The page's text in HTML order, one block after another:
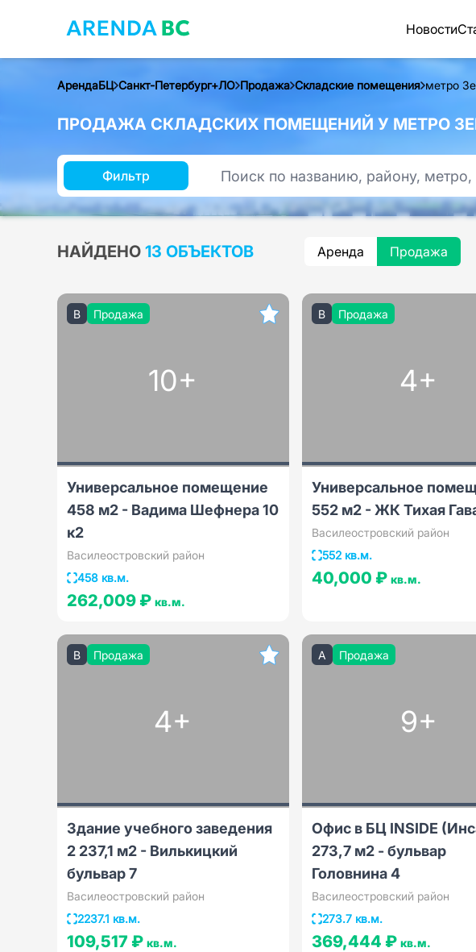
Новости
АрендаБЦ Санкт-Петербург+ЛО Продажа Складские помещения метро
ПРОДАЖА СКЛАДСКИХ ПОМЕЩЕНИЙ У МЕТРО
Фильтр
НАЙДЕНО 13 ОБЪЕКТОВ Аренда Продажа
B Продажа
10+
Универсальное помещение
458 м2 - Вадима Шефнера 10
к2
Василеостровский район
458 кв.м.
262,009 ₽ кв.м.
B Продажа
4+
Универсальное
552 м2 - ЖК Тихая
Василеостровский район
552 кв.м.
40,000 ₽кв.м.
B Продажа
4+
Здание учебного заведения
2 237,1 м2 - Вилькицкий
бульвар 7
Василеостровский район
2237.1 кв.м.
109,517 ₽ кв.м.
A Продажа
9+
Офис в БЦ INSIDЕ
273,7 м2 - бульвар
Головнина 4
Василеостровский район
273.7 кв.м.
369,444 ₽кв.м.